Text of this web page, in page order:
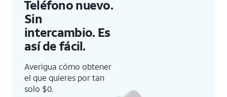
Teléfono nuevo.
Sin
intercambio. Es
así de fácil.
Averigua cómo obtener
el que quieres por tan
solo $0.